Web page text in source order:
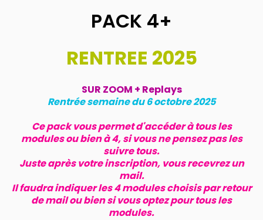
PACK 4+
RENTREE 2025
SUR ZOOM + Replays
Rentrée semaine du 6 octobre 2025
Ce pack vous permet d'accéder à tous les
modules ou bien à 4, si vous ne pensez pas les
suivre tous.
Juste après votre inscription, vous recevrez un
mail.
Il faudra indiquer les 4 modules choisis par retour
de mail ou bien si vous optez pour tous les
modules.